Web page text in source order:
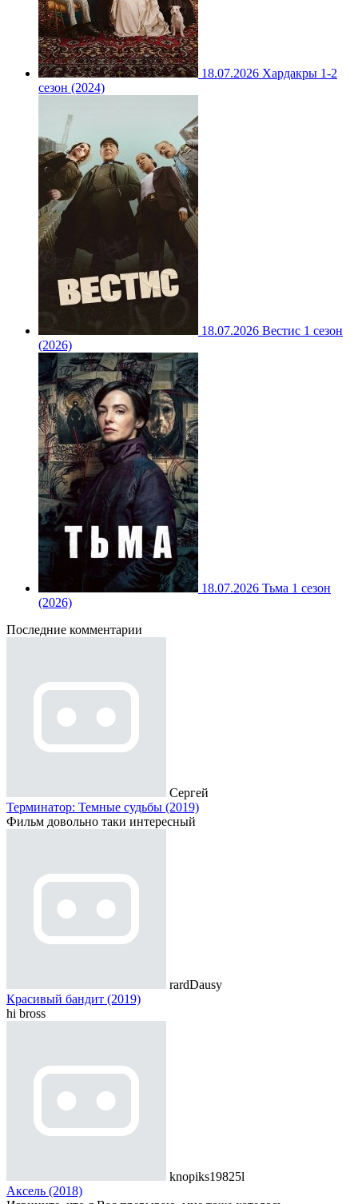
18.07.2026 Хардакры 1-2
сезон (2024)
18.07.2026 Вестис 1 сезон
(2026)
18.07.2026 Тьма 1 сезон
(2026)
Последние комментарии
Сергей
Терминатор: Темные судьбы (2019)
Фильм довольно таки интересный
rardDausy
Красивый бандит (2019)
hi bross
knopiks19825l
Аксель (2018)